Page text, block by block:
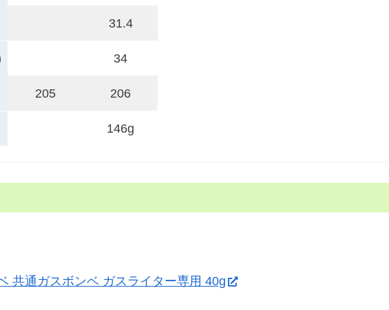
31.4
34
205 206
146g
共通ガスボンベ ガスライター専用 40g